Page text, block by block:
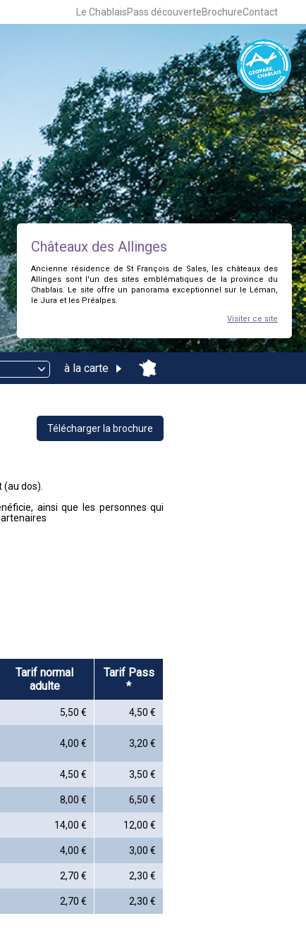
Le ChablaisPass découverteBrochureContact
Châteaux des Allinges
Ancienne résidence de St François de Sales, les châteaux des
Allinges sont l'un des sites emblématiques de la province du
Chablais. Le site offre un panorama exceptionnel sur le Léman,
le Jura et les Préalpes.
Visiter ce site
à la carte
Télécharger la brochure
dos).
ainsi que les personnes qui
Tarif normal
adulte
Tarif Pass
*
5,50 € 4,50 €
4,00 € 3,20 €
4,50 € 3,50 €
8,00 € 6,50 €
14,00 € 12,00 €
4,00 € 3,00 €
2,70 € 2,30 €
2,70 € 2,30 €